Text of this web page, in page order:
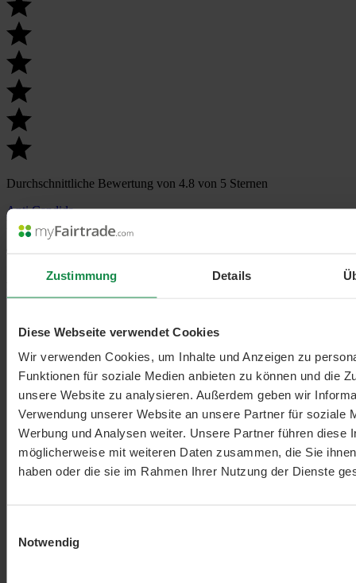
Zustimmung Details
Diese Webseite verwendet Cookies
Wir verwenden Cookies, um Inhalte und Anzeigen zu
Funktionen für soziale Medien anbieten zu können und die
unsere Website zu analysieren. Außerdem geben wir
Verwendung unserer Website an unsere Partner für soziale
Werbung und Analysen weiter. Unsere Partner führen diese
möglicherweise mit weiteren Daten zusammen, die Sie
haben oder die sie im Rahmen Ihrer Nutzung der Dienste
Notwendig
Durchschnittliche Bewertung von 4.8 von 5 Sternen
Anti Candida
Natürlicher Komplex mit Zistrosenextrakt
€ 26,91